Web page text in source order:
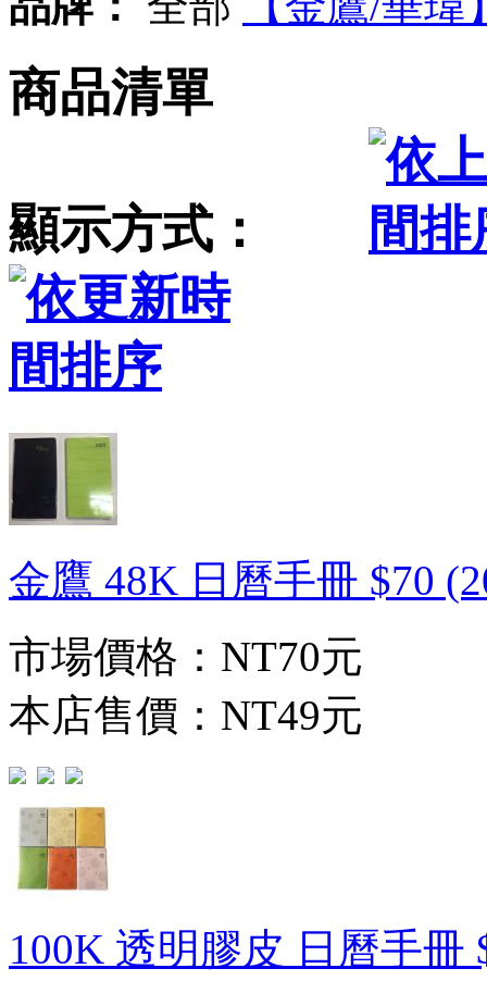
商品清單
顯示方式：
金鷹 48K 日曆手冊 $70
市場價格： NT70元
本店售價： NT49元
100K 透明膠皮 日曆手冊